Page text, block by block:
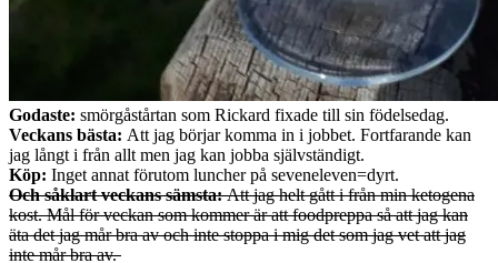
Godaste: smörgåstårtan som Rickard fixade till sin födelsedag.
Veckans bästa: Att jag börjar komma in i jobbet. Fortfarande kan
jag långt i från allt men jag kan jobba självständigt.
Köp: Inget annat förutom luncher på seveneleven=dyrt.
Och såklart veckans sämsta:Att jag helt gått i från min ketogena
kost. Mål för veckan som kommer är att foodpreppa så att jag kan
äta det jag mår bra av och inte stoppa i mig det som jag vet att jag
inte mår bra av.